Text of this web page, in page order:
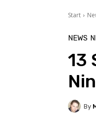
Start
NEWS
13
By